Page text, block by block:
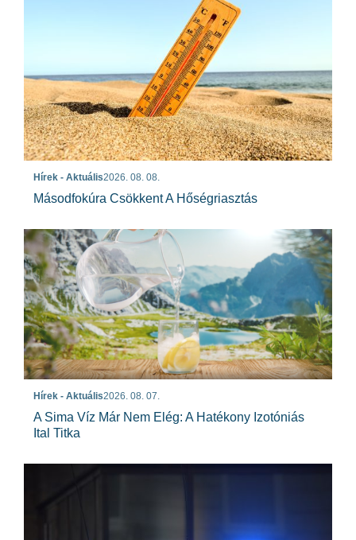
Hírek - Aktuális2026. 08. 08.
Másodfokúra Csökkent A Hőségriasztás
Hírek - Aktuális2026. 08. 07.
A Sima Víz Már Nem Elég: A Hatékony Izotóniás
Ital Titka